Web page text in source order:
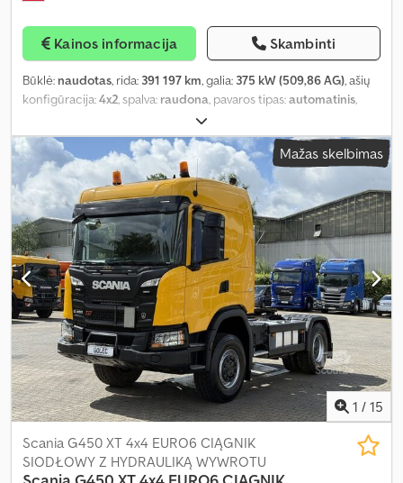
Kainos informacija Skambinti
Būklė: naudotas, rida: 391 197 km, galia: 375 kW (509,86 AG), ašių
konfigūracija:4x2 , spalva: raudona , pavaros tipas:automatinis
, bendras ilgis:
2 550 mm, bendras aukštis:3 930 mm, Gamybos metai:2023,
Įranga: ABS, centrinis užraktas, diferencialo užraktas, elektrinis
langų reguliavimas, elektriškai reguliuojamas veidrodis, oro
kondicionavimas,
Mažas skelbimas
1 / 15
Scania G450 XT 4x4 EURO6 CIĄGNIK
SIODŁOWY Z HYDRAULIKĄ WYWROTU